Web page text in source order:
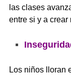
las clases
entre si y a crear
Los niños lloran